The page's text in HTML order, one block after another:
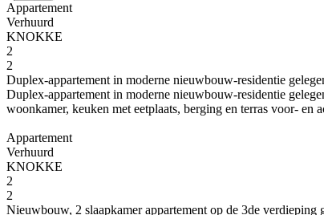
Appartement
Verhuurd
KNOKKE
2
2
Duplex-appartement in moderne nieuwbouw-residentie
Duplex-appartement in moderne nieuwbouw-residentie
woonkamer, keuken met eetplaats, berging en terras voor- en
Appartement
Verhuurd
KNOKKE
2
2
Nieuwbouw, 2 slaapkamer appartement op de 3de